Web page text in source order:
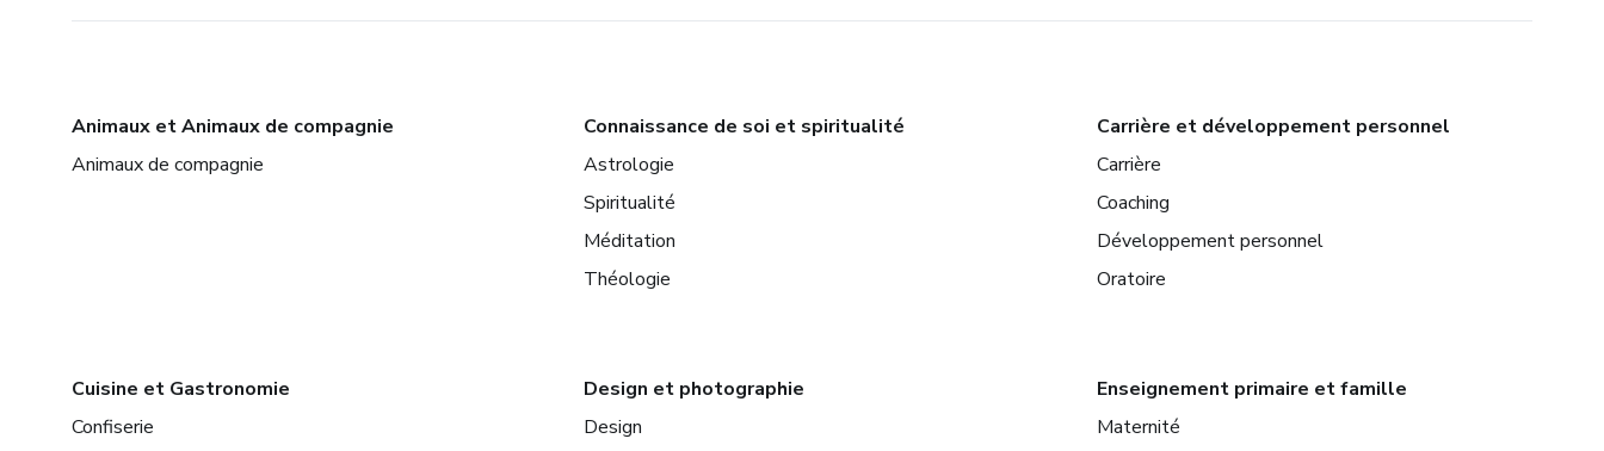
Animaux et Animaux de compagnie
Animaux de compagnie
Connaissance de soi et spiritualité
Astrologie
Spiritualité
Méditation
Théologie
Carrière et développement personnel
Carrière
Coaching
Développement personnel
Oratoire
Cuisine et Gastronomie
Confiserie
Design et photographie
Design
Enseignement primaire et famille
Maternité